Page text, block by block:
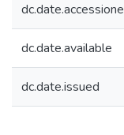
dc.date.available
dc.date.issued